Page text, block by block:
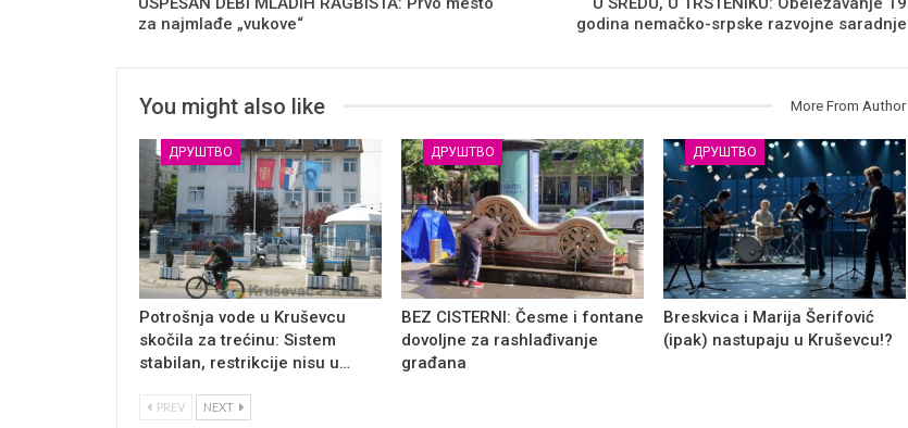
za najmlađe „vukove“
godina nemačko-srpske razvojne saradnje
You might also like More From Author
ДРУШТВО
Potrošnja vode u Kruševcu
skočila za trećinu: Sistem
stabilan, restrikcije nisu u…
ДРУШТВО
BEZ CISTERNI: Česme i fontane
dovoljne za rashlađivanje
građana
ДРУШТВО
Breskvica i Marija Šerifović
(ipak) nastupaju u Kruševcu!?
PREV NEXT